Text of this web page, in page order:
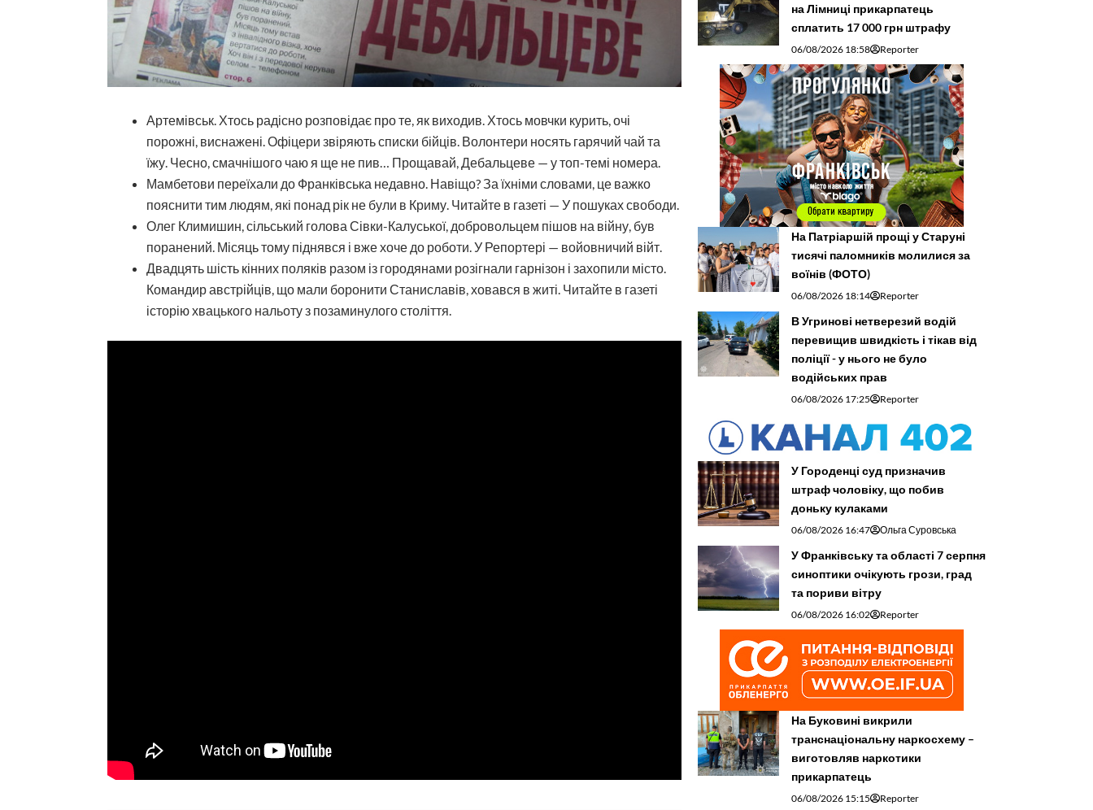
Артемівськ. Хтось радісно розповідає про те, як виходив. Хтось мовчки курить, очі
порожні, виснажені. Офіцери звіряють списки бійців. Волонтери носять гарячий чай та
їжу. Чесно, смачнішого чаю я ще не пив… Прощавай, Дебальцеве — у топ-темі номера.
Мамбетови переїхали до Франківська недавно. Навіщо? За їхніми словами, це важко
пояснити тим людям, які понад рік не були в Криму. Читайте в газеті — У пошуках свободи.
Олег Климишин, сільський голова Сівки-Калуської, добровольцем пішов на війну, був
поранений. Місяць тому піднявся і вже хоче до роботи. У Репортері — войовничий війт.
Двадцять шість кінних поляків разом із городянами розігнали гарнізон і захопили місто.
Командир австрійців, що мали боронити Станиславів, ховався в житі. Читайте в газеті
історію хвацького нальоту з позаминулого століття.
на Лімниці прикарпатець
сплатить 17 000 грн штрафу
06/08/2026 18:58 Reporter
На Патріаршій прощі у Старуні
тисячі паломників молилися за
воїнів (ФОТО)
06/08/2026 18:14 Reporter
В Угринові нетверезий водій
перевищив швидкість і тікав від
поліції - у нього не було
водійських прав
06/08/2026 17:25 Reporter
У Городенці суд призначив
штраф чоловіку, що побив
доньку кулаками
06/08/2026 16:47 Ольга Суровська
У Франківську та області 7 серпня
синоптики очікують грози, град
та пориви вітру
06/08/2026 16:02 Reporter
На Буковині викрили
транснаціональну наркосхему –
виготовляв наркотики
прикарпатець
06/08/2026 15:15 Reporter